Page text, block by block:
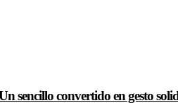
sencillo convertido en gesto